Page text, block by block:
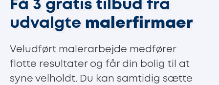
Få 3 gratis tilbud fra
udvalgte malerfirmaer
Veludført malerarbejde medfører
flotte resultater og får din bolig til at
syne velholdt. Du kan samtidig sætte